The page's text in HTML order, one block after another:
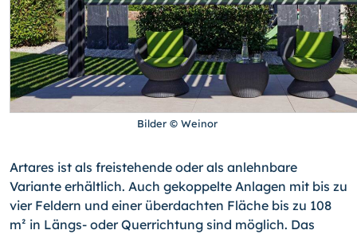
Bilder © Weinor
Artares ist als freistehende oder als anlehnbare
Variante erhältlich. Auch gekoppelte Anlagen mit bis zu
vier Feldern und einer überdachten Fläche bis zu 108
m² in Längs- oder Querrichtung sind möglich. Das